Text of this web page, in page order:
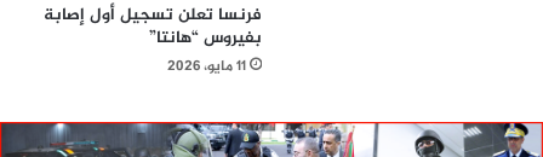
فرنسا تعلن تسجيل أول إصابة
بفيروس “هانتا”
11 مايو، 2026